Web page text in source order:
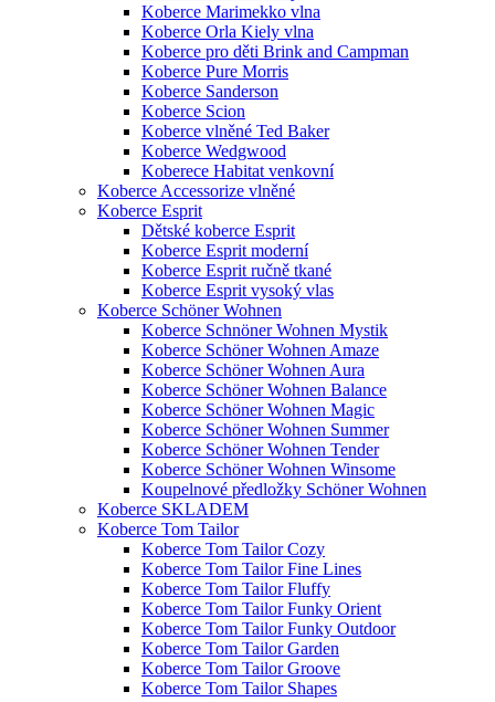
Koberce Marimekko vlna
Koberce Orla Kiely vlna
Koberce pro děti Brink and Campman
Koberce Pure Morris
Koberce Sanderson
Koberce Scion
Koberce vlněné Ted Baker
Koberce Wedgwood
Koberece Habitat venkovní
Koberce Accessorize vlněné
Koberce Esprit
Dětské koberce Esprit
Koberce Esprit moderní
Koberce Esprit ručně tkané
Koberce Esprit vysoký vlas
Koberce Schöner Wohnen
Koberce Schnöner Wohnen Mystik
Koberce Schöner Wohnen Amaze
Koberce Schöner Wohnen Aura
Koberce Schöner Wohnen Balance
Koberce Schöner Wohnen Magic
Koberce Schöner Wohnen Summer
Koberce Schöner Wohnen Tender
Koberce Schöner Wohnen Winsome
Koupelnové předložky Schöner Wohnen
Koberce SKLADEM
Koberce Tom Tailor
Koberce Tom Tailor Cozy
Koberce Tom Tailor Fine Lines
Koberce Tom Tailor Fluffy
Koberce Tom Tailor Funky Orient
Koberce Tom Tailor Funky Outdoor
Koberce Tom Tailor Garden
Koberce Tom Tailor Groove
Koberce Tom Tailor Shapes